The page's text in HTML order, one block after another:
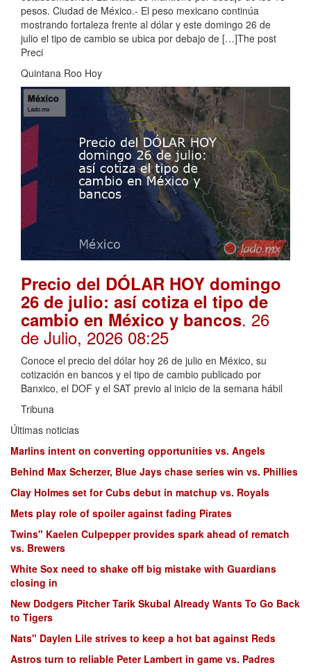
pesos. Ciudad de México.- El peso mexicano continúa
mostrando fortaleza frente al dólar y este domingo 26 de
julio el tipo de cambio se ubica por debajo de […]The post
Preci
Quintana Roo Hoy
Precio del DÓLAR HOY domingo
26 de julio: así cotiza el tipo de
cambio en México y bancos. 26
de Julio, 2026 08:25
Conoce el precio del dólar hoy 26 de julio en México, su
cotización en bancos y el tipo de cambio publicado por
Banxico, el DOF y el SAT previo al inicio de la semana hábil
Tribuna
Últimas noticias
Marlins intent on converting opportunities vs. Angels
Behind Max Scherzer, Blue Jays chase series win vs. Phillies
Clay Holmes set for Cubs debut in matchup vs. Royals
Mets play role of spoiler against fading Pirates
Twins" Kaelen Culpepper provides spark ahead of rematch
vs. Brewers
White Sox need to shake off big mistake with Guardians
closing in
New Dodgers Pitcher Tarik Skubal Already Wants To Go Back
to Tigers
Nats" Daylen Lile strives to keep a hot bat against Reds
Astros turn to reliable Peter Lambert in game vs. Padres